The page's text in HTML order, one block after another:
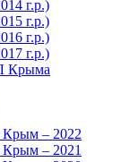
г.р.)
г.р.)
г.р.)
г.р.)
Крыма
Крым – 2022
Крым – 2021